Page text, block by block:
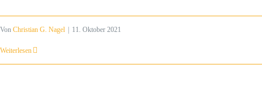
Von Christian G. Nagel | 11. Oktober 2021
Weiterlesen